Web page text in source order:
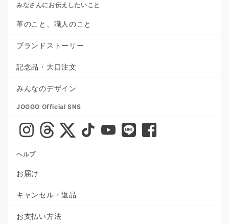
みなさんにお伝えしたいこと
革のこと、職人のこと
ブランドストーリー
記念品・大口注文
みんなのデザイン
JOGGO Official SNS
ヘルプ
お届け
キャンセル・返品
お支払い方法